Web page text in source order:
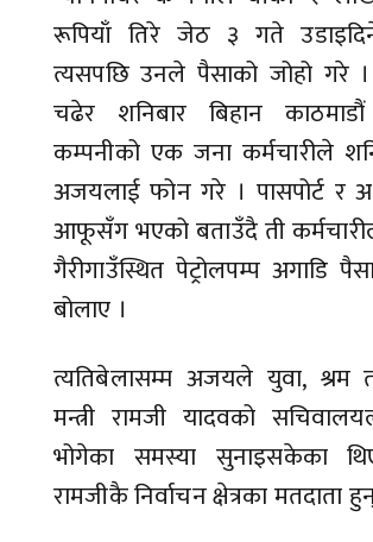
रूपियाँ तिरे जेठ ३ गते
त्यसपछि उनले पैसाको जोहो गरे ।
चढेर शनिबार बिहान
कम्पनीको एक जना कर्मचारीले
अजयलाई फोन गरे । पासपोर्ट र
आफूसँग भएको बताउँदै ती
गैरीगाउँस्थित पेट्रोलपम्प अगाडि
बोलाए ।
त्यतिबेलासम्म अजयले युवा, श्रम
मन्त्री रामजी यादवको
भोगेका समस्या सुनाइसकेका
रामजीकै निर्वाचन क्षेत्रका मतदाता